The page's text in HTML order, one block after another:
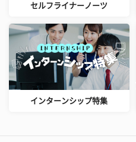
セルフライナーノーツ
インターンシップ特集